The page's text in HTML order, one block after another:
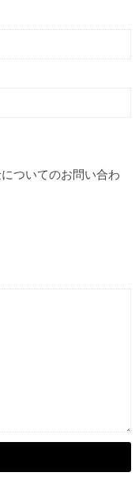
ついてのお問い合わ